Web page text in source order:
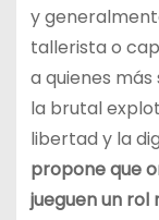
y
tallerista o
a quienes
la brutal
libertad y la
propone que
jueguen un